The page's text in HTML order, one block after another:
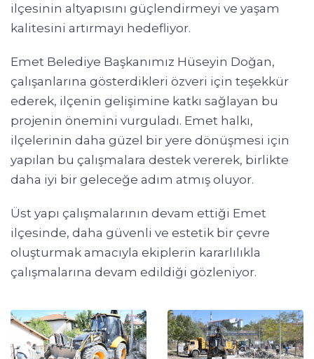
ilçesinin altyapısını güçlendirmeyi ve yaşam
kalitesini artırmayı hedefliyor.
Emet Belediye Başkanımız Hüseyin Doğan,
çalışanlarına gösterdikleri özveri için teşekkür
ederek, ilçenin gelişimine katkı sağlayan bu
projenin önemini vurguladı. Emet halkı,
ilçelerinin daha güzel bir yere dönüşmesi için
yapılan bu çalışmalara destek vererek, birlikte
daha iyi bir geleceğe adım atmış oluyor.
Üst yapı çalışmalarının devam ettiği Emet
ilçesinde, daha güvenli ve estetik bir çevre
oluşturmak amacıyla ekiplerin kararlılıkla
çalışmalarına devam edildiği gözleniyor.